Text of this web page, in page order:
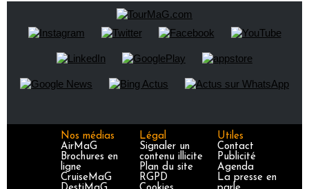
Nos médias
AirMaG
Brochures en
ligne
CruiseMaG
Légal
Signaler un
contenu illicite
Plan du site
RGPD
Utiles
Contact
Publicité
Agenda
La presse en